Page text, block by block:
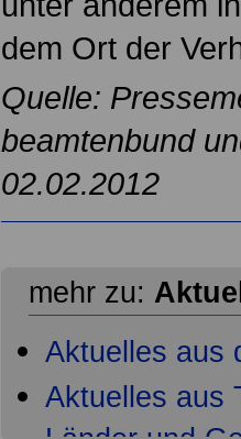
dem Ort der
Quelle:
beamtenbund
02.02.2012
mehr zu:
Aktuelles aus
Aktuelles aus